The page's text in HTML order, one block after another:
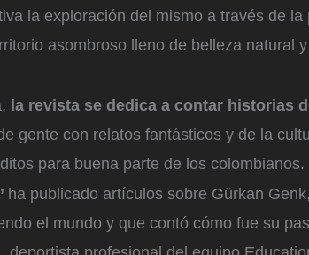
la exploración del mismo a través de la
asombroso lleno de belleza natural
la revista se dedica a contar historias
gente con relatos fantásticos y de la
para buena parte de los colombianos.
ha publicado artículos sobre Gürkan
el mundo y que contó cómo fue su